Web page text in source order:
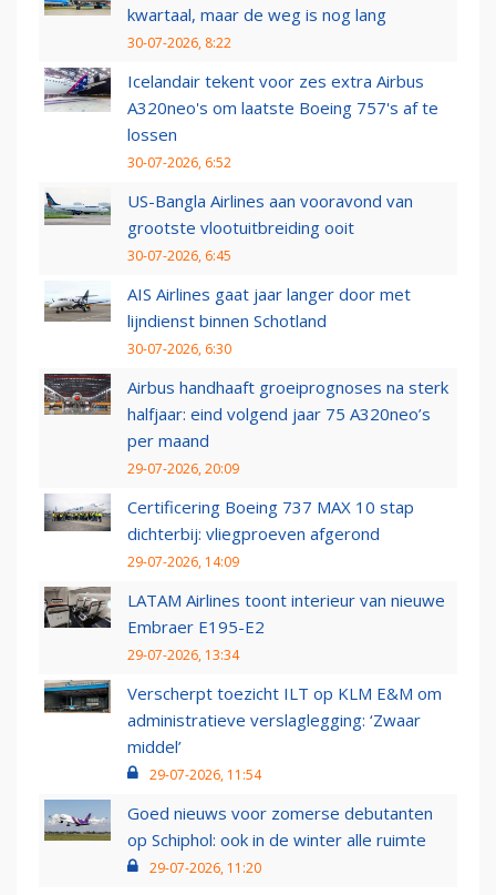
kwartaal, maar de weg is nog lang
30-07-2026, 8:22
Icelandair tekent voor zes extra Airbus
A320neo's om laatste Boeing 757's af te
lossen
30-07-2026, 6:52
US-Bangla Airlines aan vooravond van
grootste vlootuitbreiding ooit
30-07-2026, 6:45
AIS Airlines gaat jaar langer door met
lijndienst binnen Schotland
30-07-2026, 6:30
Airbus handhaaft groeiprognoses na sterk
halfjaar: eind volgend jaar 75 A320neo’s
per maand
29-07-2026, 20:09
Certificering Boeing 737 MAX 10 stap
dichterbij: vliegproeven afgerond
29-07-2026, 14:09
LATAM Airlines toont interieur van nieuwe
Embraer E195-E2
29-07-2026, 13:34
Verscherpt toezicht ILT op KLM E&M om
administratieve verslaglegging: ‘Zwaar
middel’
29-07-2026, 11:54
Goed nieuws voor zomerse debutanten
op Schiphol: ook in de winter alle ruimte
29-07-2026, 11:20